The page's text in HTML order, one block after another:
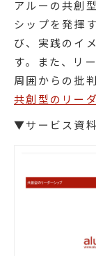
アルーの共創
シップを発揮
び、実践のイ
す。また、リ
周囲からの批
共創型のリー
▼サービス資